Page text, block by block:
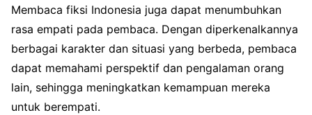
Membaca fiksi Indonesia juga dapat menumbuhkan
rasa empati pada pembaca. Dengan diperkenalkannya
berbagai karakter dan situasi yang berbeda, pembaca
dapat memahami perspektif dan pengalaman orang
lain, sehingga meningkatkan kemampuan mereka
untuk berempati.